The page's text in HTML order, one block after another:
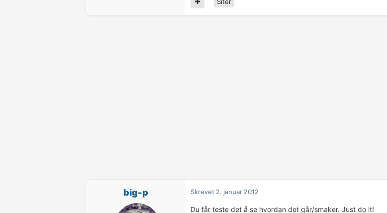
Siter
big-p Skrevet 2. januar 2012
Du får teste det å se hvordan det går/smaker. Just do it!